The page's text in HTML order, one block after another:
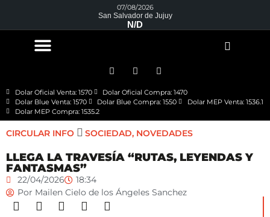
07/08/2026
San Salvador de Jujuy
N/D
Dolar Oficial Venta: 1570
Dolar Oficial Compra: 1470
Dolar Blue Venta: 1570
Dolar Blue Compra: 1550
Dolar MEP Venta: 1536.1
Dolar MEP Compra: 1535.2
CIRCULAR INFO SOCIEDAD, NOVEDADES
LLEGA LA TRAVESÍA “RUTAS, LEYENDAS Y
FANTASMAS”
22/04/2026
18:34
Por Mailen Cielo de los Ángeles Sanchez